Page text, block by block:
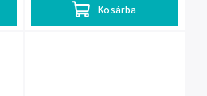
Kosárba